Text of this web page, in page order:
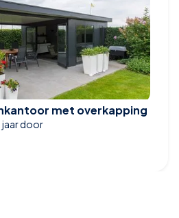
met overkapping
jaar door